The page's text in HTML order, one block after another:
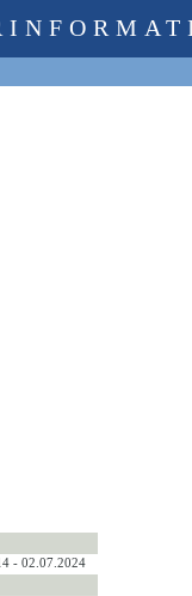
- 02.07.2024